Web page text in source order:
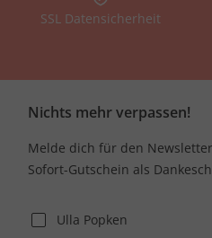
SSL Datensicherheit
Nichts mehr verpassen!
Melde dich für den
Sofort-Gutschein als
Ulla Popken